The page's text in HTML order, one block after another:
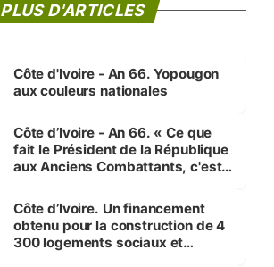
PLUS D'ARTICLES
Côte d'Ivoire - An 66. Yopougon
aux couleurs nationales
Côte d’Ivoire - An 66. « Ce que
fait le Président de la République
aux Anciens Combattants, c'est
Côte d’Ivoire. Un financement
obtenu pour la construction de 4
300 logements sociaux et